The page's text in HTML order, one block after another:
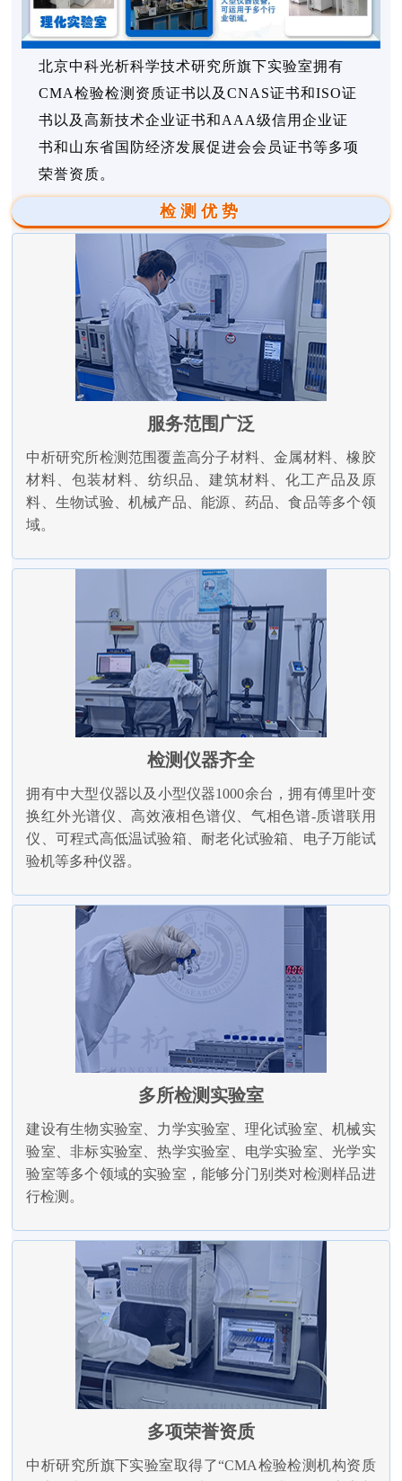
北京中科光析科学技术研究所旗下实验室拥有
CMA检验检测资质证书以及CNAS证书和ISO证
书以及高新技术企业证书和AAA级信用企业证
书和山东省国防经济发展促进会会员证书等多项
荣誉资质。
检测优势
服务范围广泛
中析研究所检测范围覆盖高分子材料、金属材料、橡胶
材料、包装材料、纺织品、建筑材料、化工产品及原
料、生物试验、机械产品、能源、药品、食品等多个领
域。
检测仪器齐全
拥有中大型仪器以及小型仪器1000余台，拥有傅里叶变
换红外光谱仪、高效液相色谱仪、气相色谱-质谱联用
仪、可程式高低温试验箱、耐老化试验箱、电子万能试
验机等多种仪器。
多所检测实验室
建设有生物实验室、力学实验室、理化试验室、机械实
验室、非标实验室、热学实验室、电学实验室、光学实
验室等多个领域的实验室，能够分门别类对检测样品进
行检测。
多项荣誉资质
中析研究所旗下实验室取得了“CMA检验检测机构资质